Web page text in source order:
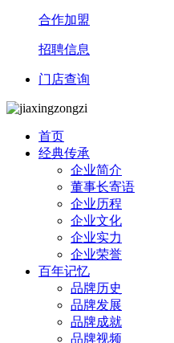
合作加盟
招聘信息
门店查询
首页
经典传承
企业简介
董事长寄语
企业历程
企业文化
企业实力
企业荣誉
百年记忆
品牌历史
品牌发展
品牌成就
品牌视频